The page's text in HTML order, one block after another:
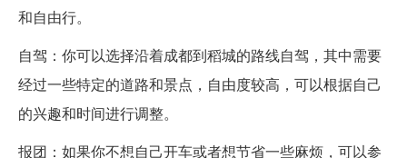
和自由行。
自驾：你可以选择沿着成都到稻城的路线自驾，其中需要
经过一些特定的道路和景点，自由度较高，可以根据自己
的兴趣和时间进行调整。
报团：如果你不想自己开车或者想节省一些麻烦，可以参